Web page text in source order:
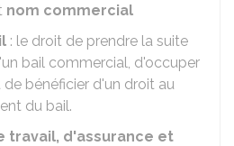
nom commercial
: le droit de prendre la suite
bail commercial, d'occuper
bénéficier d'un droit au
du bail.
travail, d'assurance et